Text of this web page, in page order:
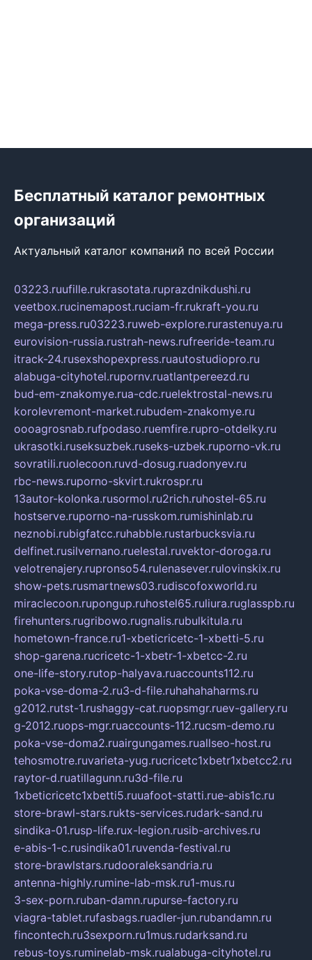
Бесплатный каталог ремонтных
организаций
Актуальный каталог компаний по всей России
03223.ruufille.rukrasotata.ruprazdnikdushi.ru
veetbox.rucinemapost.ruciam-fr.rukraft-you.ru
mega-press.ru03223.ruweb-explore.rurastenuya.ru
eurovision-russia.rustrah-news.rufreeride-team.ru
itrack-24.rusexshopexpress.ruautostudiopro.ru
alabuga-cityhotel.rupornv.ruatlantpereezd.ru
bud-em-znakomye.rua-cdc.ruelektrostal-news.ru
korolevremont-market.rubudem-znakomye.ru
oooagrosnab.rufpodaso.ruemfire.rupro-otdelky.ru
ukrasotki.ruseksuzbek.ruseks-uzbek.ruporno-vk.ru
sovratili.ruolecoon.ruvd-dosug.ruadonyev.ru
rbc-news.ruporno-skvirt.rukrospr.ru
13autor-kolonka.rusormol.ru2rich.ruhostel-65.ru
hostserve.ruporno-na-russkom.rumishinlab.ru
neznobi.rubigfatcc.ruhabble.rustarbucksvia.ru
delfinet.rusilvernano.ruelestal.ruvektor-doroga.ru
velotrenajery.rupronso54.rulenasever.rulovinskix.ru
show-pets.rusmartnews03.rudiscofoxworld.ru
miraclecoon.rupongup.ruhostel65.ruliura.ruglasspb.ru
firehunters.rugribowo.rugnalis.rubulkitula.ru
hometown-france.ru1-xbeticricetc-1-xbetti-5.ru
shop-garena.rucricetc-1-xbetr-1-xbetcc-2.ru
one-life-story.rutop-halyava.ruaccounts112.ru
poka-vse-doma-2.ru3-d-file.ruhahahaharms.ru
g2012.rutst-1.rushaggy-cat.ruopsmgr.ruev-gallery.ru
g-2012.ruops-mgr.ruaccounts-112.rucsm-demo.ru
poka-vse-doma2.ruairgungames.ruallseo-host.ru
tehosmotre.ruvarieta-yug.rucricetc1xbetr1xbetcc2.ru
raytor-d.ruatillagunn.ru3d-file.ru
1xbeticricetc1xbetti5.ruuafoot-statti.rue-abis1c.ru
store-brawl-stars.rukts-services.rudark-sand.ru
sindika-01.rusp-life.rux-legion.rusib-archives.ru
e-abis-1-c.rusindika01.ruvenda-festival.ru
store-brawlstars.rudooraleksandria.ru
antenna-highly.rumine-lab-msk.ru1-mus.ru
3-sex-porn.ruban-damn.rupurse-factory.ru
viagra-tablet.rufasbags.ruadler-jun.rubandamn.ru
fincontech.ru3sexporn.ru1mus.rudarksand.ru
rebus-toys.ruminelab-msk.rualabuga-cityhotel.ru